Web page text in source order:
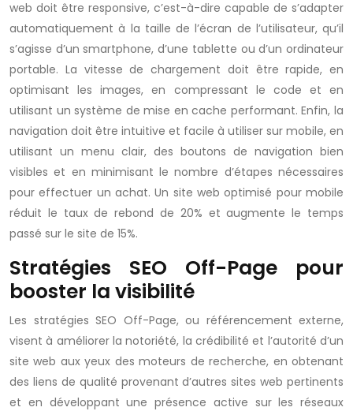
web doit être responsive, c’est-à-dire capable de s’adapter
automatiquement à la taille de l’écran de l’utilisateur, qu’il
s’agisse d’un smartphone, d’une tablette ou d’un ordinateur
portable. La vitesse de chargement doit être rapide, en
optimisant les images, en compressant le code et en
utilisant un système de mise en cache performant. Enfin, la
navigation doit être intuitive et facile à utiliser sur mobile, en
utilisant un menu clair, des boutons de navigation bien
visibles et en minimisant le nombre d’étapes nécessaires
pour effectuer un achat. Un site web optimisé pour mobile
réduit le taux de rebond de 20% et augmente le temps
passé sur le site de 15%.
Stratégies SEO Off-Page pour
booster la visibilité
Les stratégies SEO Off-Page, ou référencement externe,
visent à améliorer la notoriété, la crédibilité et l’autorité d’un
site web aux yeux des moteurs de recherche, en obtenant
des liens de qualité provenant d’autres sites web pertinents
et en développant une présence active sur les réseaux